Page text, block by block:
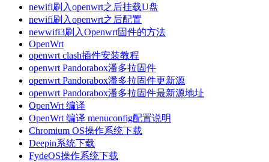
newifi刷入openwrt之后挂载U盘
newifi刷入openwrt之后配置
newwifi3刷入Openwrt固件的方法
OpenWrt
openwrt clash插件安装教程
openwrt Pandorabox潘多拉固件
openwrt Pandorabox潘多拉固件更新源
openwrt Pandorabox潘多拉固件最新源地址
OpenWrt 编译
OpenWrt 编译 menuconfig配置说明
Chromium OS操作系统下载
Deepin系统下载
FydeOS操作系统下载